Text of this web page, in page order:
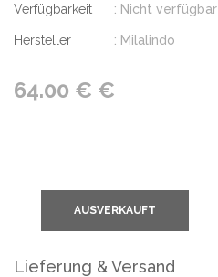
Verfügbarkeit : Nicht verfügbar
Hersteller : Milalindo
64.00 € €
AUSVERKAUFT
Lieferung & Versand